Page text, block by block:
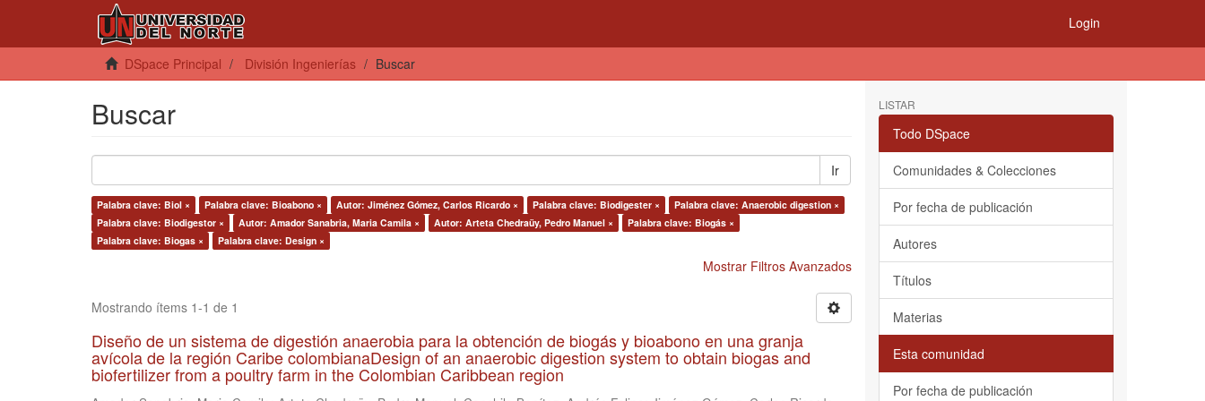
Login
DSpace Principal División Ingenierías Buscar
Buscar
Ir
Palabra clave: Biol × Palabra clave: Bioabono × Autor: Jiménez Gómez, Carlos Ricardo × Palabra clave: Biodigester ×
Palabra clave: Anaerobic digestion ×
Palabra clave: Biodigestor ×
Autor: Amador Sanabria, Maria Camila × Autor: Arteta Chedraüy, Pedro Manuel ×
Palabra clave: Biogás ×
Palabra clave: Biogas ×
Palabra clave: Design ×
Mostrar Filtros Avanzados
Mostrando ítems 1-1 de 1
Diseño de un sistema de digestión anaerobia para la obtención de biogás y bioabono en una granja
avícola de la región Caribe colombianaDesign of an anaerobic digestion system to obtain biogas and
biofertilizer from a poultry farm in the Colombian Caribbean region
LISTAR
Todo DSpace
Comunidades & Colecciones
Por fecha de publicación
Autores
Títulos
Materias
Esta comunidad
Por fecha de publicación